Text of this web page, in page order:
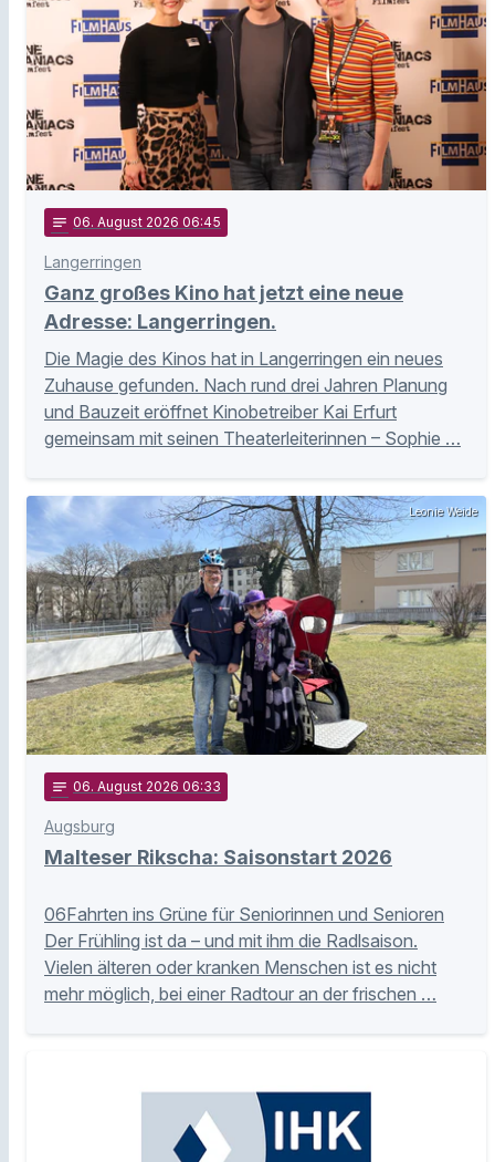
notes 06. August 2026 06:45
Langerringen
Ganz großes Kino hat jetzt eine neue
Adresse: Langerringen.
Die Magie des Kinos hat in Langerringen ein neues
Zuhause gefunden. Nach rund drei Jahren Planung
und Bauzeit eröffnet Kinobetreiber Kai Erfurt
gemeinsam mit seinen Theaterleiterinnen – Sophie …
Leonie Weide
notes 06. August 2026 06:33
Augsburg
Malteser Rikscha: Saisonstart 2026
06Fahrten ins Grüne für Seniorinnen und Senioren
Der Frühling ist da – und mit ihm die Radlsaison.
Vielen älteren oder kranken Menschen ist es nicht
mehr möglich, bei einer Radtour an der frischen …